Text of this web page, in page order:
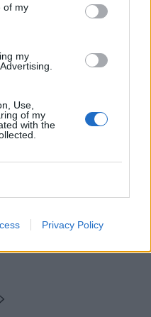
of my
my
Use,
of my
with the
Privacy Policy
A SZERZŐTŐL
december 15-21-ig